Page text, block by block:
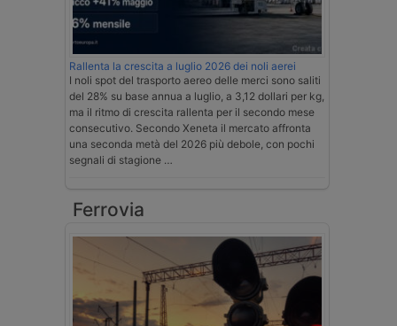
Rallenta la crescita a luglio 2026 dei noli aerei
I noli spot del trasporto aereo delle merci sono saliti
del 28% su base annua a luglio, a 3,12 dollari per kg,
ma il ritmo di crescita rallenta per il secondo mese
consecutivo. Secondo Xeneta il mercato affronta
una seconda metà del 2026 più debole, con pochi
segnali di stagione …
Ferrovia